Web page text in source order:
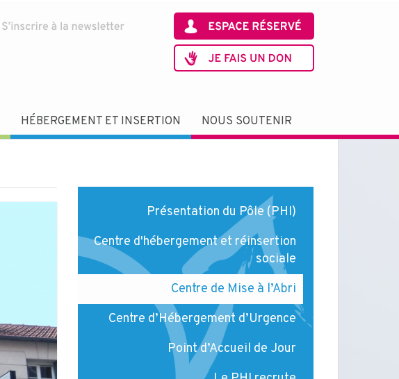
HÉBERGEMENT ET INSERTION NOUS SOUTENIR
Présentation du Pôle (PHI)
Centre d'hébergement et réinsertion
sociale
Centre de Mise à l’Abri
Centre d’Hébergement d’Urgence
Point d’Accueil de Jour